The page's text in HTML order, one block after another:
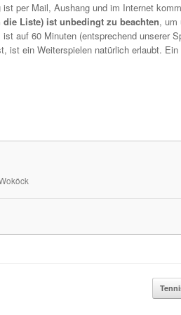
per Mail, Aushang und im Internet
Liste) ist unbedingt zu beachten, um
auf 60 Minuten (entsprechend unserer
ist ein Weiterspielen natürlich erlaubt. Ein